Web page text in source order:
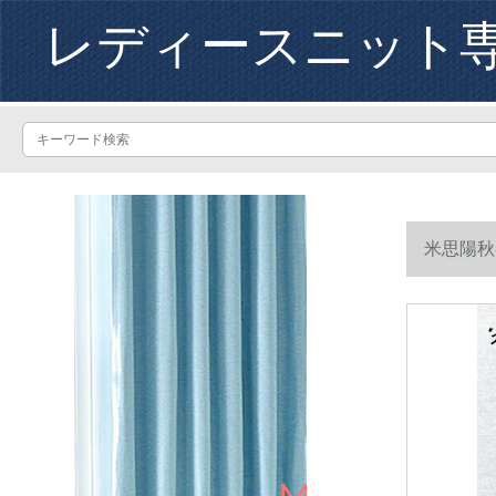
レディースニット
米思陽